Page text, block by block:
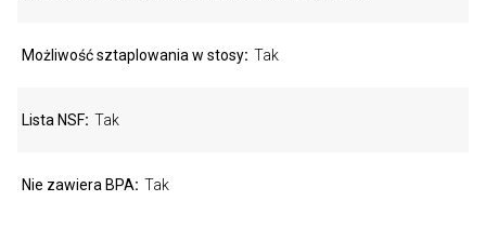
Możliwość sztaplowania w stosy Tak
Lista NSF Tak
Nie zawiera BPA Tak